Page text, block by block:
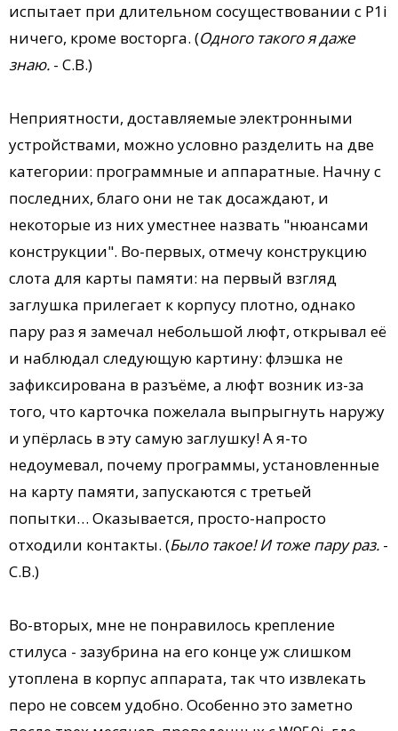
испытает при длительном сосуществовании с P1i
ничего, кроме восторга. (Одного такого я даже
знаю. - С.В.)
Неприятности, доставляемые электронными
устройствами, можно условно разделить на две
категории: программные и аппаратные. Начну с
последних, благо они не так досаждают, и
некоторые из них уместнее назвать "нюансами
конструкции". Во-первых, отмечу конструкцию
слота для карты памяти: на первый взгляд
заглушка прилегает к корпусу плотно, однако
пару раз я замечал небольшой люфт, открывал её
и наблюдал следующую картину: флэшка не
зафиксирована в разъёме, а люфт возник из-за
того, что карточка пожелала выпрыгнуть наружу
и упёрлась в эту самую заглушку! А я-то
недоумевал, почему программы, установленные
на карту памяти, запускаются с третьей
попытки… Оказывается, просто-напросто
отходили контакты. (Было такое! И тоже пару раз. -
С.В.)
Во-вторых, мне не понравилось крепление
стилуса - зазубрина на его конце уж слишком
утоплена в корпус аппарата, так что извлекать
перо не совсем удобно. Особенно это заметно